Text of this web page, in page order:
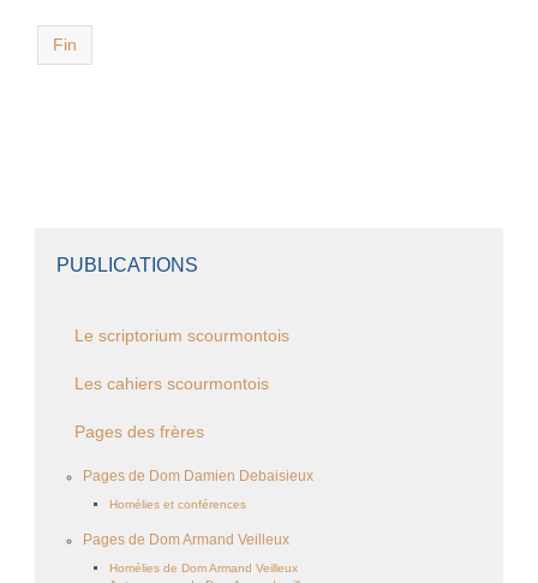
Fin
PUBLICATIONS
Le scriptorium scourmontois
Les cahiers scourmontois
Pages des frères
Pages de Dom Damien Debaisieux
Homélies et conférences
Pages de Dom Armand Veilleux
Homélies de Dom Armand Veilleux